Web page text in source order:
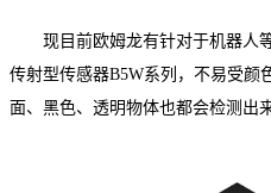
现目前欧姆龙有针对于机器人
传射型传感器B5W系列，不易受颜
面、黑色、透明物体也都会检测出